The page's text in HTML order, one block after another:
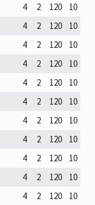
4 2 120
10
4 2 120
10
4 2 120
10
4 2 120
10
4 2 120
10
4 2 120
10
4 2 120
10
4 2 120
10
4 2 120
10
4 2 120
10
4 2 120
10